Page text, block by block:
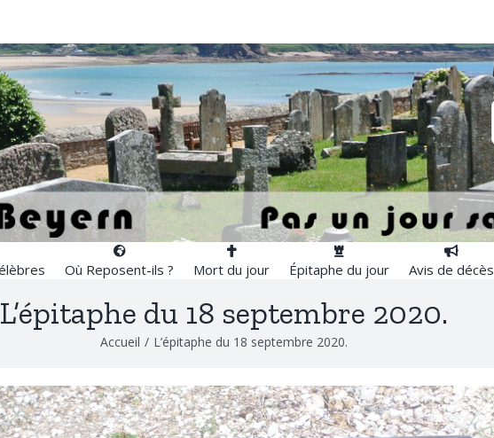
Où Reposent-ils ? Mort du jour Épitaphe du jour Avis de décès
L’épitaphe du 18 septembre 2020.
Accueil / L’épitaphe du 18 septembre 2020.